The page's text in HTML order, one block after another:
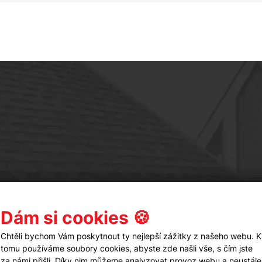
Dám si cookies 🍪
Chtěli bychom Vám poskytnout ty nejlepší zážitky z našeho webu. K
tomu používáme soubory cookies, abyste zde našli vše, s čím jste